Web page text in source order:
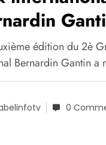
de
édition du 2è
Bernardin Gantin a
0